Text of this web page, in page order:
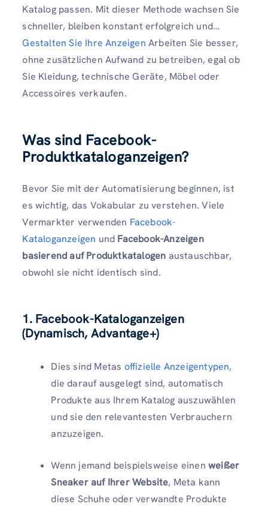
Katalog passen. Mit dieser Methode wachsen Sie
schneller, bleiben konstant erfolgreich und…
Gestalten Sie Ihre Anzeigen Arbeiten Sie besser,
ohne zusätzlichen Aufwand zu betreiben, egal ob
Sie Kleidung, technische Geräte, Möbel oder
Accessoires verkaufen.
Was sind Facebook-
Produktkataloganzeigen?
Bevor Sie mit der Automatisierung beginnen, ist
es wichtig, das Vokabular zu verstehen. Viele
Vermarkter verwenden Facebook-
Kataloganzeigen und Facebook-Anzeigen
basierend auf Produktkatalogen austauschbar,
obwohl sie nicht identisch sind.
1. Facebook-Kataloganzeigen
(Dynamisch, Advantage+)
Dies sind Metas offizielle Anzeigentypen,
die darauf ausgelegt sind, automatisch
Produkte aus Ihrem Katalog auszuwählen
und sie den relevantesten Verbrauchern
anzuzeigen.
Wenn jemand beispielsweise einen weißer
Sneaker auf Ihrer Website, Meta kann
diese Schuhe oder verwandte Produkte